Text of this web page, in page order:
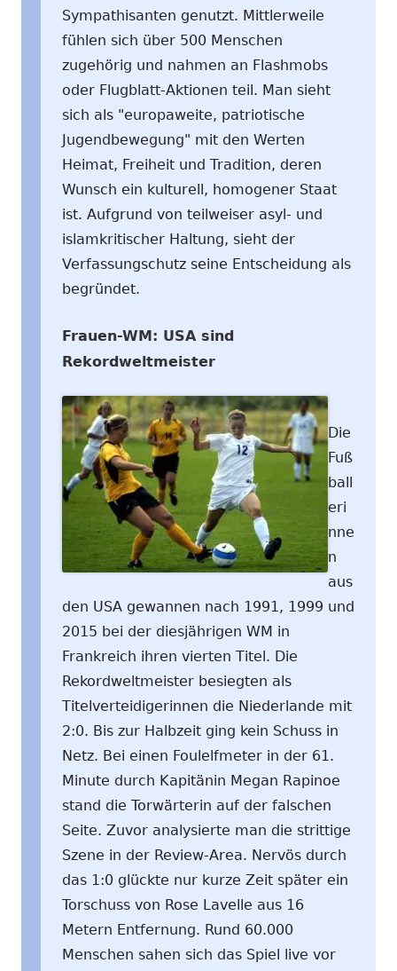
Sympathisanten genutzt. Mittlerweile
fühlen sich über 500 Menschen
zugehörig und nahmen an Flashmobs
oder Flugblatt-Aktionen teil. Man sieht
sich als "europaweite, patriotische
Jugendbewegung" mit den Werten
Heimat, Freiheit und Tradition, deren
Wunsch ein kulturell, homogener Staat
ist. Aufgrund von teilweiser asyl- und
islamkritischer Haltung, sieht der
Verfassungschutz seine Entscheidung als
begründet.
Frauen-WM: USA sind
Rekordweltmeister
Die
Fuß
ball
eri
nne
n
aus
den USA gewannen nach 1991, 1999 und
2015 bei der diesjährigen WM in
Frankreich ihren vierten Titel. Die
Rekordweltmeister besiegten als
Titelverteidigerinnen die Niederlande mit
2:0. Bis zur Halbzeit ging kein Schuss in
Netz. Bei einen Foulelfmeter in der 61.
Minute durch Kapitänin Megan Rapinoe
stand die Torwärterin auf der falschen
Seite. Zuvor analysierte man die strittige
Szene in der Review-Area. Nervös durch
das 1:0 glückte nur kurze Zeit später ein
Torschuss von Rose Lavelle aus 16
Metern Entfernung. Rund 60.000
Menschen sahen sich das Spiel live vor